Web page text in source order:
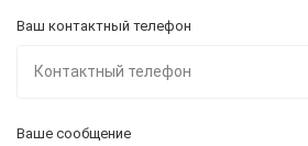
Ваш контактный телефон
Ваше сообщение